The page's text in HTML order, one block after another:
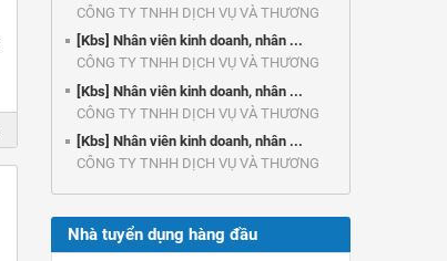
CÔNG TY TNHH DỊCH VỤ VÀ THƯƠNG
MẠI ...
[Kbs] Nhân viên kinh doanh, nhân ...
CÔNG TY TNHH DỊCH VỤ VÀ THƯƠNG
MẠI ...
[Kbs] Nhân viên kinh doanh, nhân ...
CÔNG TY TNHH DỊCH VỤ VÀ THƯƠNG
MẠI ...
[Kbs] Nhân viên kinh doanh, nhân ...
CÔNG TY TNHH DỊCH VỤ VÀ THƯƠNG
Nhà tuyển dụng hàng đầu